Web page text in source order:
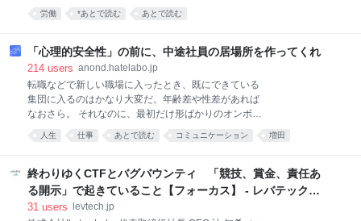
刺繍作家の田中優輝さんは「自分の感情が動く瞬間に
は本音が隠れている。自分が自分に戻れる場所はどこ
る」という――。 【写真をみる】外資系銀行を辞めて
選んだ仕事の「相棒」 ■コスパを捨てて初めて仕事が
できた いま、私は北区の小さな工房で糸を選んでいま
す。 夏の終わりの夕方、メンバーと一緒にお茶を飲み
ながら、来週リリースする犬の刺しゅうの色を決め
コスパで考えれば途方もない無駄です。でもその無駄
みになっています。 外資系投資銀行にいた頃の私には
この感覚がありませんでした。 外銀のフロアに、自分
の重みはありませ
労働 *あとで読む あとで読む
「心理的安全性」の前に、中途社員の居場所を作ってくれ
214 users anond.hatelabo.jp
転職などで新しい職場に入ったとき、既にできている
集団に入るのはかなり大変だ。年齢差や性差があれば
なおさら。 それなのに、最初だけ形ばかりのオンボー
ディングをして、あとは本人任せ。孤立すると「コミ
ュニケーション能力不足」で評価を下げ、人材を逃す
い。一回り以上年齢が違えばお互い遠慮するし、性別
や既婚・未婚でも生活圏や話題は変わる。フリーアド
レスならさらに孤立しやすい。 じゃあどうするか。人
人生 仕事 あとで読む コミュニケーション 増田
終わりゆくCTFとバグバウンティ 「競技、賞金、責任あ
る開示」で起きていること【フォーカス】 - レバテック
LAB
31 users
levtech.jp